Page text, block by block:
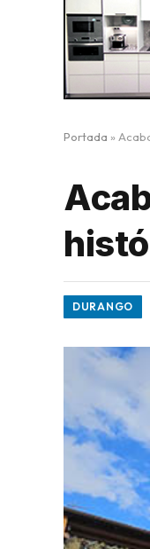
Portada »
DURANGO